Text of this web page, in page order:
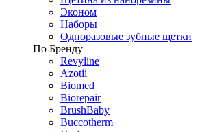
Эконом
Наборы
Одноразовые зубные щетки
По Бренду
Revyline
Azotii
Biomed
Biorepair
BrushBaby
Buccotherm